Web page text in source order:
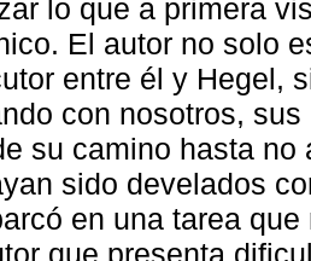
lo que a primera
El autor no solo
entre él y Hegel,
con nosotros,
su camino hasta
sido develados
en una tarea
que presenta